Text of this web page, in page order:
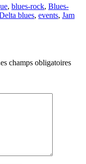
, blues-rock, Blues-
blues, events, Jam
champs obligatoires